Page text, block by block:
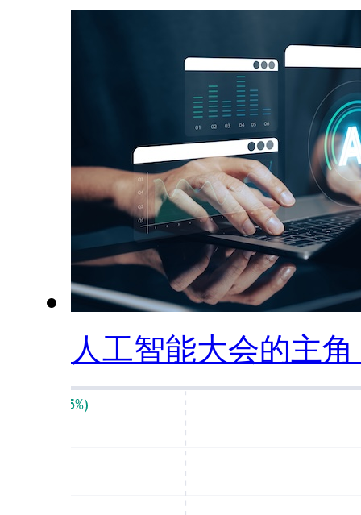
人工智能大会的主角